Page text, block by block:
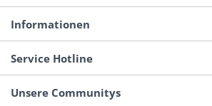
Informationen
Service Hotline
Unsere Communitys